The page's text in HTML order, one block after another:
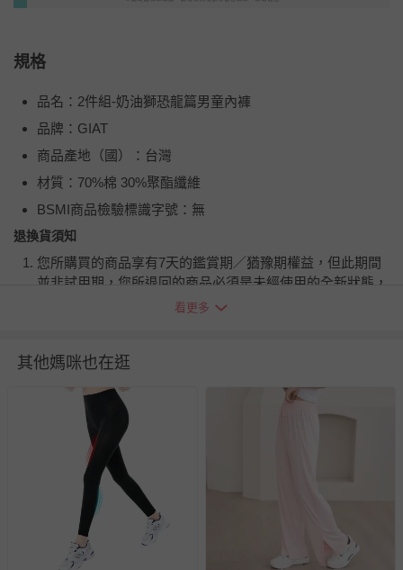
規格
品名：2件組-奶油獅恐龍篇男童內褲
品牌：GIAT
商品產地（國）：台灣
材質：70%棉 30%聚酯纖維
BSMI商品檢驗標識字號：無
退換貨須知
您所購買的商品享有7天的鑑賞期／猶豫期權益，但此期間
並非試用期，您所退回的商品必須是未經使用的全新狀態，
包含完整包裝、配件、說明文件及贈品等。
瑕疵退換貨所產生的運費，將由媽咪愛負責處理，若非瑕疵
退貨，您可至『查詢訂單』>『已出貨』中查詢該筆訂單，
並點選『我要退貨』即可進行申請。若有相關退貨問題，請
至媽咪愛
LINE@客服ID: @mamilove
與服務，謝謝。
針對滿件折/滿額贈…等活動，如因部份退貨，而該訂單保
留商品未達活動門檻，將以原價計算，活動贈品亦需一併退
看更多
其他媽咪也在逛